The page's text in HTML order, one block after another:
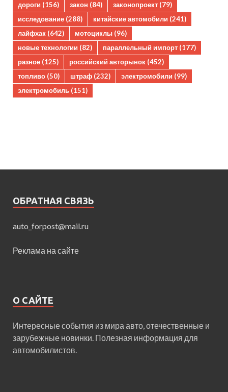
дороги (156) закон (84) законопроект (79)
исследование (288) китайские автомобили (241)
лайфхак (642) мотоциклы (96)
новые технологии (82) параллельный импорт (177)
разное (125) российский авторынок (452)
топливо (50) штраф (232) электромобили (99)
электромобиль (151)
ОБРАТНАЯ СВЯЗЬ
auto_forpost@mail.ru
Реклама на сайте
О САЙТЕ
Интересные события из мира авто, отечественные и
зарубежные новинки. Полезная информация для
автомобилистов.